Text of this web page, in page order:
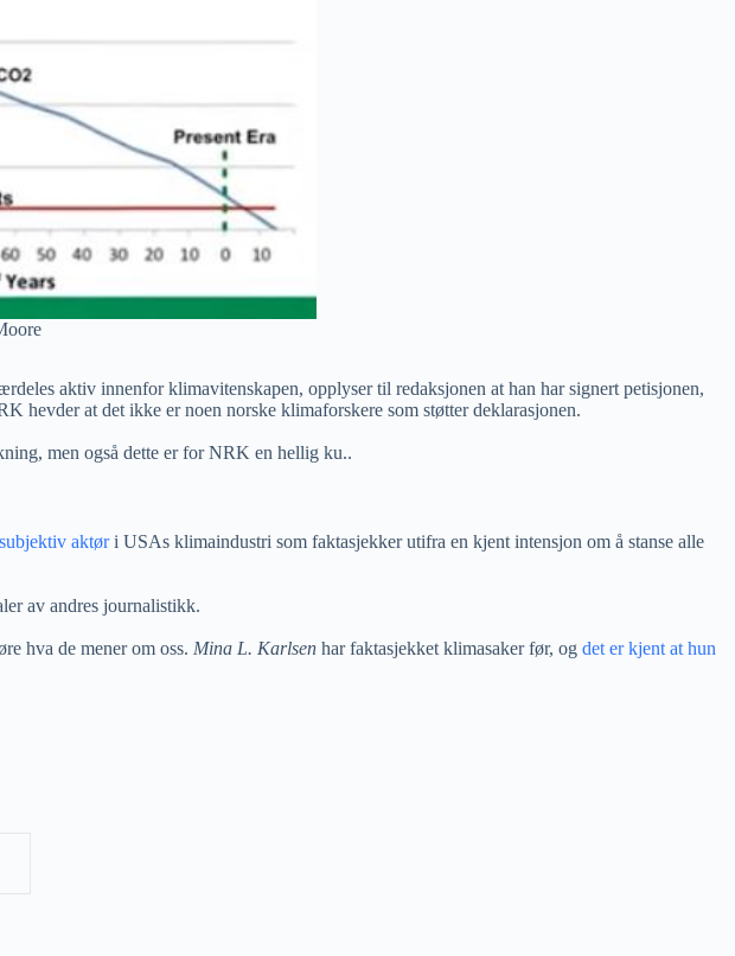
aktiv innenfor klimavitenskapen, opplyser til redaksjonen at han har signert petisjonen,
hevder at det ikke er noen norske klimaforskere som støtter deklarasjonen.
men også dette er for NRK en hellig ku..
aktøri USAs klimaindustri som faktasjekker utifra en kjent intensjon om å stanse alle
av andres journalistikk.
hva de mener om oss. Mina L. Karlsen har faktasjekket klimasaker før, og det er kjent at hun